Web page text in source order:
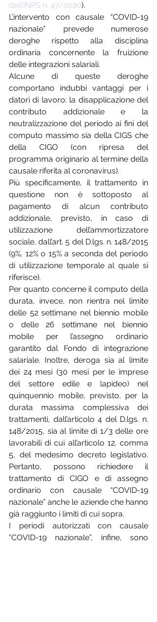
dell’INPS n. 47/2020).
L’intervento con causale “COVID-19
nazionale” prevede numerose
deroghe rispetto alla disciplina
ordinaria concernente la fruizione
delle integrazioni salariali.
Alcune di queste deroghe
comportano indubbi vantaggi per i
datori di lavoro: la disapplicazione del
contributo addizionale e la
neutralizzazione del periodo ai fini del
computo massimo sia della CIGS che
della CIGO (con ripresa del
programma originario al termine della
causale riferita al coronavirus).
Più specificamente, il trattamento in
questione non è sottoposto al
pagamento di alcun contributo
addizionale, previsto, in caso di
utilizzazione dell’ammortizzatore
sociale, dall’art. 5 del D.lgs. n. 148/2015
(9%, 12% o 15% a seconda del periodo
di utilizzazione temporale al quale si
riferisce).
Per quanto concerne il computo della
durata, invece, non rientra nel limite
delle 52 settimane nel biennio mobile
o delle 26 settimane nel biennio
mobile per l’assegno ordinario
garantito dal Fondo di integrazione
salariale. Inoltre, deroga sia al limite
dei 24 mesi (30 mesi per le imprese
del settore edile e lapideo) nel
quinquennio mobile, previsto, per la
durata massima complessiva dei
trattamenti, dall’articolo 4 del D.lgs. n.
148/2015, sia al limite di 1/3 delle ore
lavorabili di cui all’articolo 12, comma
5, del medesimo decreto legislativo.
Pertanto, possono richiedere il
trattamento di CIGO e di assegno
ordinario con causale “COVID-19
nazionale” anche le aziende che hanno
già raggiunto i limiti di cui sopra.
I periodi autorizzati con causale
“COVID-19 nazionale”, infine, sono